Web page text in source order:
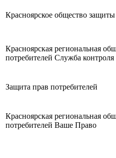
Красноярское общество
Красноярская региональная
потребителей Служба контроля
Защита прав потребителей
Красноярская региональная
потребителей Ваше Право